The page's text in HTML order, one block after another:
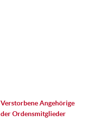
Verstorbene Angehörige
der Ordensmitglieder